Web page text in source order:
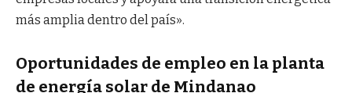
más amplia dentro del país».
Oportunidades de empleo en la planta
de energía solar de Mindanao